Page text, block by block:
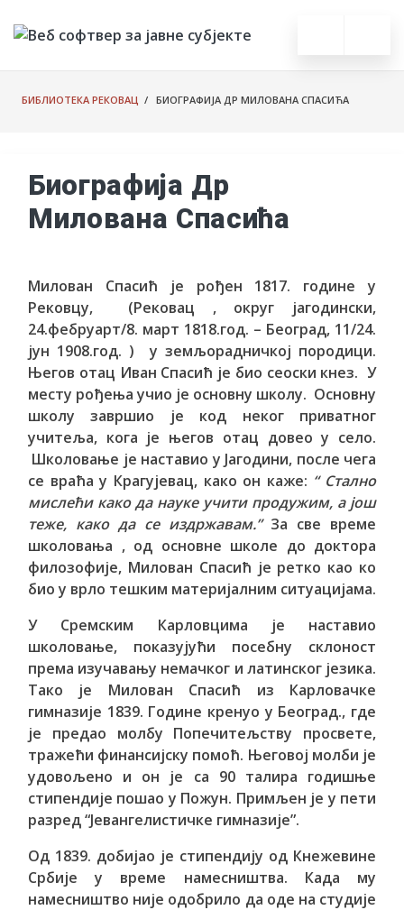
БИБЛИОТЕКА РЕКОВАЦ / БИОГРАФИЈА ДР МИЛОВАНА СПАСИЋА
Биографија Др
Милована Спасића
Милован Спасић је рођен 1817. године у
Рековцу, (Рековац , округ јагодински,
24.фебруарт/8. март 1818.год. – Београд, 11/24.
јун 1908.год. ) у земљорадничкој породици.
Његов отац Иван Спасић је био сеоски кнез. У
месту рођења учио је основну школу. Основну
школу завршио је код неког приватног
учитеља, кога је његов отац довео у село.
Школовање је наставио у Јагодини, после чега
се враћа у Крагујевац, како он каже: “ Стално
мислећи како да науке учити продужим, а још
теже, како да се издржавам.”За све време
школовања , од основне школе до доктора
филозофије, Милован Спасић је ретко као ко
био у врло тешким материјалним ситуацијама.
У Сремским Карловцима је наставио
школовање, показујући посебну склоност
према изучавању немачког и латинског језика.
Тако је Милован Спасић из Карловачке
гимназије 1839. Године кренуо у Београд., где
је предао молбу Попечитељству просвете,
тражећи финансијску помоћ. Његовој молби је
удовољено и он је са 90 талира годишње
стипендије пошао у Пожун. Примљен је у пети
разред “Јевангелистичке гимназије”.
Од 1839. добијао је стипендију од Кнежевине
Србије у време намесништва. Када му
намесништво није одобрило да оде на студије